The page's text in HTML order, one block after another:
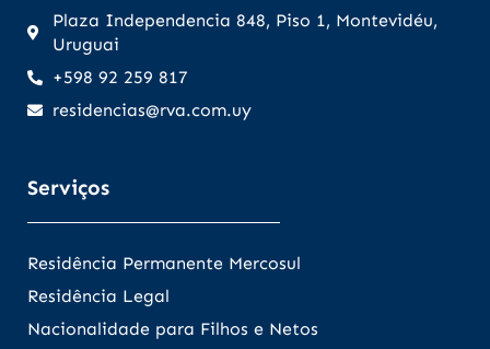
Plaza Independencia 848, Piso 1, Montevidéu,
Uruguai
+598 92 259 817
residencias@rva.com.uy
Serviços
Residência Permanente Mercosul
Residência Legal
Nacionalidade para Filhos e Netos